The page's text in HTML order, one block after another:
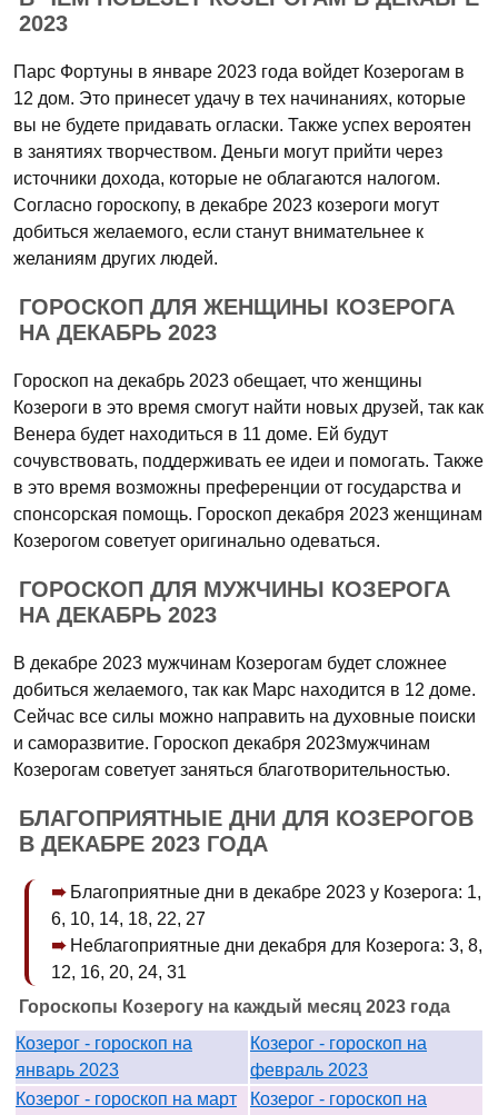
2023
Парс Фортуны в январе 2023 года войдет Козерогам в
12 дом. Это принесет удачу в тех начинаниях, которые
вы не будете придавать огласки. Также успех вероятен
в занятиях творчеством. Деньги могут прийти через
источники дохода, которые не облагаются налогом.
Согласно гороскопу, в декабре 2023 козероги могут
добиться желаемого, если станут внимательнее к
желаниям других людей.
ГОРОСКОП ДЛЯ ЖЕНЩИНЫ КОЗЕРОГА
НА ДЕКАБРЬ 2023
Гороскоп на декабрь 2023 обещает, что женщины
Козероги в это время смогут найти новых друзей, так как
Венера будет находиться в 11 доме. Ей будут
сочувствовать, поддерживать ее идеи и помогать. Также
в это время возможны преференции от государства и
спонсорская помощь. Гороскоп декабря 2023 женщинам
Козерогом советует оригинально одеваться.
ГОРОСКОП ДЛЯ МУЖЧИНЫ КОЗЕРОГА
НА ДЕКАБРЬ 2023
В декабре 2023 мужчинам Козерогам будет сложнее
добиться желаемого, так как Марс находится в 12 доме.
Сейчас все силы можно направить на духовные поиски
и саморазвитие. Гороскоп декабря 2023мужчинам
Козерогам советует заняться благотворительностью.
БЛАГОПРИЯТНЫЕ ДНИ ДЛЯ КОЗЕРОГОВ
В ДЕКАБРЕ 2023 ГОДА
Благоприятные дни в декабре 2023 у Козерога: 1,
6, 10, 14, 18, 22, 27
Неблагоприятные дни декабря для Козерога: 3, 8,
12, 16, 20, 24, 31
Гороскопы Козерогу на каждый месяц 2023 года
Козерог - гороскоп на
январь 2023
Козерог - гороскоп на
февраль 2023
Козерог - гороскоп на март
Козерог - гороскоп на